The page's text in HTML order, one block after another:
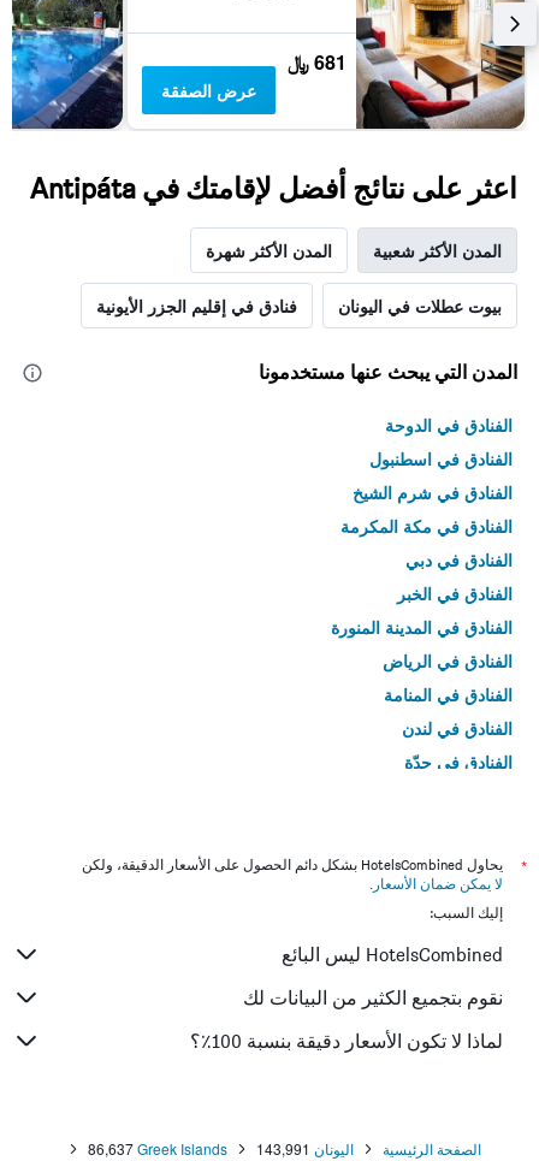
681 ﷼
عرض الصفقة
اعثر على نتائج أفضل لإقامتك في Antipáta
المدن الأكثر شعبية المدن الأكثر شهرة
بيوت عطلات في اليونان فنادق في إقليم الجزر الأيونية
المدن التي يبحث عنها مستخدمونا
الفنادق في الدوحة
الفنادق في اسطنبول
الفنادق في شرم الشيخ
الفنادق في مكة المكرمة
الفنادق في دبي
الفنادق في الخبر
الفنادق في المدينة المنورة
الفنادق في الرياض
الفنادق في المنامة
الفنادق في لندن
الفنادق في جدّة
*
يحاول HotelsCombined بشكل دائم الحصول على الأسعار الدقيقة، ولكن
لا يمكن ضمان الأسعار .
إليك السبب:
HotelsCombined ليس البائع
نقوم بتجميع الكثير من البيانات لك
لماذا لا تكون الأسعار دقيقة بنسبة 100٪؟
الصفحة الرئيسية اليونان 143,991
Greek Islands
86,637